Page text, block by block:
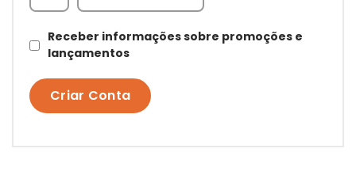
Receber informações sobre promoções e
lançamentos
Criar Conta